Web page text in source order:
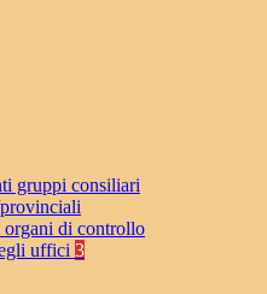
gruppi consiliari
di controllo
uffici 3